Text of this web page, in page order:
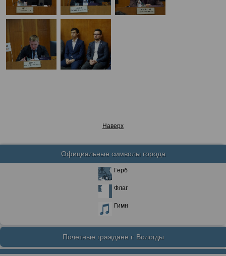
Наверх
Официальные символы города
Герб
Флаг
Гимн
Почетные граждане г. Вологды